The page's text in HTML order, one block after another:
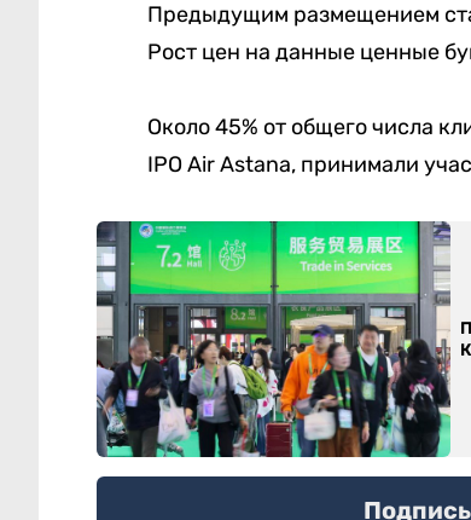
Предыдущим размещением
Рост цен на данные ценные
Около 45% от общего числа
IPO Air Astana, принимали